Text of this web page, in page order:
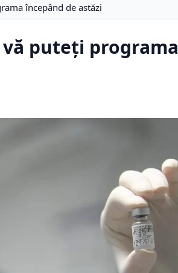
începând de astăzi
vă puteți programa